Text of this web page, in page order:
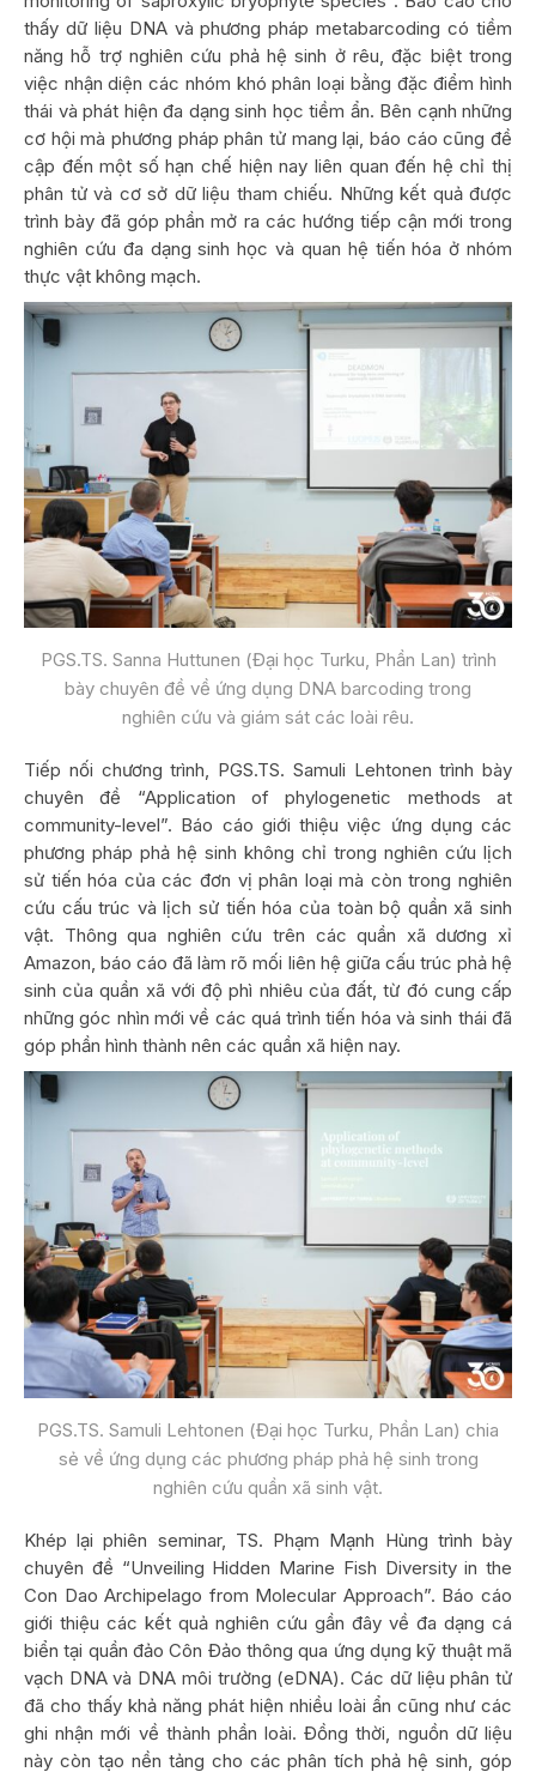
thấy dữ liệu DNA và phương pháp metabarcoding có tiềm
năng hỗ trợ nghiên cứu phả hệ sinh ở rêu, đặc biệt trong
việc nhận diện các nhóm khó phân loại bằng đặc điểm hình
thái và phát hiện đa dạng sinh học tiềm ẩn. Bên cạnh những
cơ hội mà phương pháp phân tử mang lại, báo cáo cũng đề
cập đến một số hạn chế hiện nay liên quan đến hệ chỉ thị
phân tử và cơ sở dữ liệu tham chiếu. Những kết quả được
trình bày đã góp phần mở ra các hướng tiếp cận mới trong
nghiên cứu đa dạng sinh học và quan hệ tiến hóa ở nhóm
thực vật không mạch.
PGS.TS. Sanna Huttunen (Đại học Turku, Phần Lan) trình
bày chuyên đề về ứng dụng DNA barcoding trong
nghiên cứu và giám sát các loài rêu.
Tiếp nối chương trình, PGS.TS. Samuli Lehtonen trình bày
chuyên đề “Application of phylogenetic methods at
community-level”. Báo cáo giới thiệu việc ứng dụng các
phương pháp phả hệ sinh không chỉ trong nghiên cứu lịch
sử tiến hóa của các đơn vị phân loại mà còn trong nghiên
cứu cấu trúc và lịch sử tiến hóa của toàn bộ quần xã sinh
vật. Thông qua nghiên cứu trên các quần xã dương xỉ
Amazon, báo cáo đã làm rõ mối liên hệ giữa cấu trúc phả hệ
sinh của quần xã với độ phì nhiêu của đất, từ đó cung cấp
những góc nhìn mới về các quá trình tiến hóa và sinh thái đã
góp phần hình thành nên các quần xã hiện nay.
PGS.TS. Samuli Lehtonen (Đại học Turku, Phần Lan) chia
sẻ về ứng dụng các phương pháp phả hệ sinh trong
nghiên cứu quần xã sinh vật.
Khép lại phiên seminar, TS. Phạm Mạnh Hùng trình bày
chuyên đề “Unveiling Hidden Marine Fish Diversity in the
Con Dao Archipelago from Molecular Approach”. Báo cáo
giới thiệu các kết quả nghiên cứu gần đây về đa dạng cá
biển tại quần đảo Côn Đảo thông qua ứng dụng kỹ thuật mã
vạch DNA và DNA môi trường (eDNA). Các dữ liệu phân tử
đã cho thấy khả năng phát hiện nhiều loài ẩn cũng như các
ghi nhận mới về thành phần loài. Đồng thời, nguồn dữ liệu
này còn tạo nền tảng cho các phân tích phả hệ sinh, góp